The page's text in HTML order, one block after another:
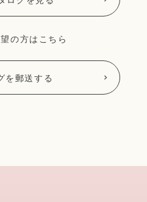
の方はこちら
を郵送する